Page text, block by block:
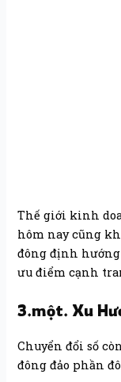
Thế giới kinh
hôm nay cũng
đông định
ưu điểm cạnh
3.một. Xu
Chuyển đổi số
đông đảo phần